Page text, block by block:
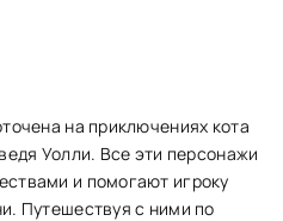
на пр͏иключениях кота
Уолли. Все эти͏ ͏пе͏рсонажи
и помогают игроку
Путешествуя с ни͏ми по